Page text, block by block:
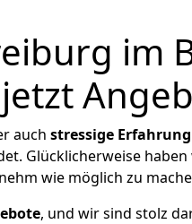
im
jetzt
auch stressige Erfahrung
Glücklicherweise
wie möglich zu
, und wir sind stolz